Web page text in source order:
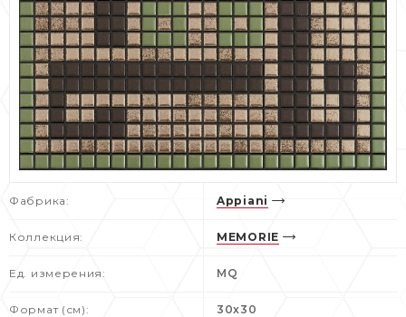
Фабрика: Appiani
Коллекция: MEMORIE
Ед. измерения: MQ
Формат (см): 30x30